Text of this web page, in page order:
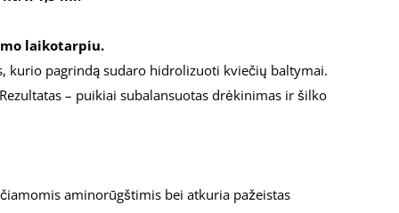
laikotarpiu.
kurio pagrindą sudaro hidrolizuoti kviečių baltymai.
– puikiai subalansuotas drėkinimas ir šilko
aminorūgštimis bei atkuria pažeistas